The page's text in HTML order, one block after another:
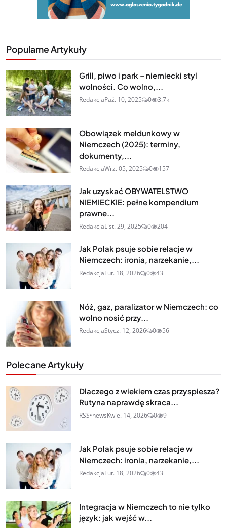
Popularne Artykuły
Grill, piwo i park – niemiecki styl
wolności. Co wolno,...
RedakcjaPaź. 10, 2025 0 3.7k
Obowiązek meldunkowy w
Niemczech (2025): terminy,
dokumenty,...
RedakcjaWrz. 05, 2025 0 157
Jak uzyskać OBYWATELSTWO
NIEMIECKIE: pełne kompendium
prawne...
RedakcjaList. 29, 2025 0 204
Jak Polak psuje sobie relacje w
Niemczech: ironia, narzekanie,...
RedakcjaLut. 18, 2026 0 43
Nóż, gaz, paralizator w Niemczech: co
wolno nosić przy...
RedakcjaStycz. 12, 2026 0 56
Polecane Artykuły
Dlaczego z wiekiem czas przyspiesza?
Rutyna naprawdę skraca...
RSS•newsKwie. 14, 2026 0 9
Jak Polak psuje sobie relacje w
Niemczech: ironia, narzekanie,...
RedakcjaLut. 18, 2026 0 43
Integracja w Niemczech to nie tylko
język: jak wejść w...